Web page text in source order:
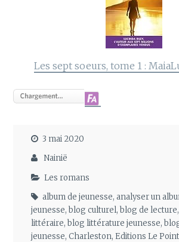
Les sept soeurs, tome 1 : Maia
3 mai 2020
Nainië
Les romans
album de jeunesse,analyser un
jeunesse,blog culturel,blog de lecture
littéraire,blog littérature jeunesse,
jeunesse,Charleston,Editions Le